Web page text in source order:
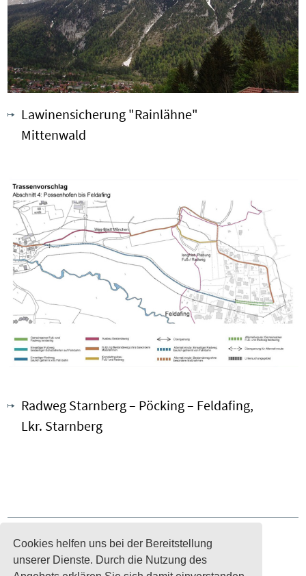
Cookies helfen uns bei der Bereitstellung
unserer Dienste. Durch die Nutzung des
Lawinensicherung "Rainlähne"
Mittenwald
Radweg Starnberg – Pöcking – Feldafing,
Lkr. Starnberg
Isarstraße 9
85417 Marzling